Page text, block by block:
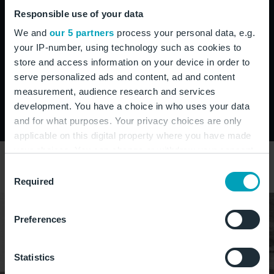
Responsible use of your data
We and our 5 partners process your personal data, e.g.
your IP-number, using technology such as cookies to
store and access information on your device in order to
serve personalized ads and content, ad and content
measurement, audience research and services
development. You have a choice in who uses your data
and for what purposes. Your privacy choices are only
applicable on this digital property where you have made
the Privacy trigger icon.
Collect information about your geographical
meters
Identify your device by actively scanning it for
Selection
Required
Preferences
Statistics
Neben der gradlinigen Bauhaus-Architektur mit
Elementen der Moderne hat der BER auch etwas für
Liebhaber zu bieten: Etwa der Magic Carpet lädt zum
Träumen ein.
Kunst am BER